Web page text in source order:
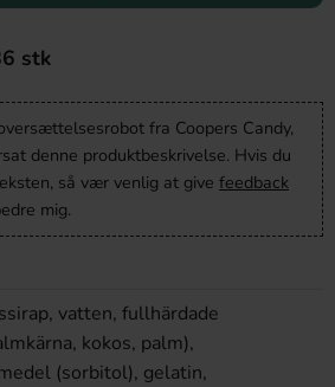
stk
fra Coopers Candy,
denne produktbeskrivelse. Hvis du
så vær venlig at give feedback
mig.
vatten, fullhärdade
kokos, palm),
(sorbitol), gelatin,